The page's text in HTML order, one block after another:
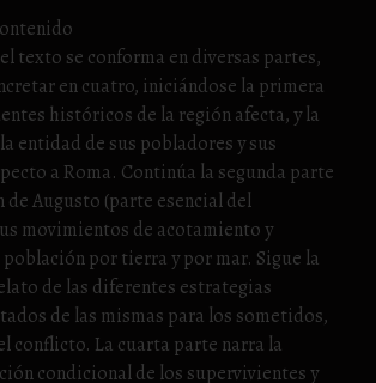
texto se conforma en diversas partes,
en cuatro, iniciándose la primera
históricos de la región afecta, y la
entidad de sus pobladores y sus
a Roma. Continúa la segunda parte
de Augusto (parte esencial del
movimientos de acotamiento y
por tierra y por mar. Sigue la
de las diferentes estrategias
de las mismas para los sometidos,
conflicto. La cuarta parte narra la
condicional de los supervivientes y